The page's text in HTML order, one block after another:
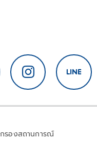
กรองสถานการณ์